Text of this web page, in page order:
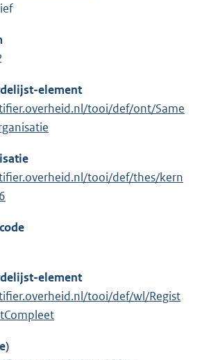
element
tooi/def/ont/Same
tooi/def/thes/kern
element
tooi/def/wl/Regist